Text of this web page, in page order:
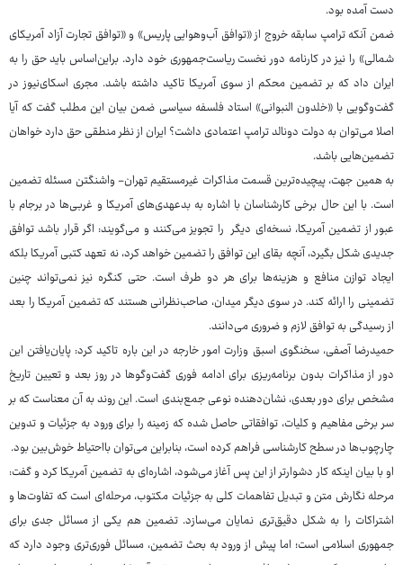
دست آمده بود.
ضمن آنکه ترامپ سابقه خروج از «توافق آب‌وهوایی پاریس» و «توافق تجارت آزاد آمریکای
شمالی» را نیز در کارنامه دور نخست ریاست‌جمهوری خود دارد. براین‌اساس باید حق را به
ایران داد که بر تضمین محکم از سوی آمریکا تاکید داشته باشد. مجری اسکای‌نیوز در
گفت‌وگویی با «خلدون النبوانی» استاد فلسفه سیاسی ضمن بیان این مطلب گفت که آیا
اصلا می‌توان به دولت دونالد ترامپ اعتمادی داشت؟ ایران از نظر منطقی حق دارد خواهان
تضمین‌هایی باشد.
به همین جهت، پیچیده‌ترین قسمت مذاکرات غیرمستقیم تهران- واشنگتن مسئله تضمین
است. با این حال برخی کارشناسان با اشاره به بدعهدی‌های آمریکا و غربی‌ها در برجام با
عبور از تضمین آمریکا، نسخه‌ای دیگر را تجویز می‌کنند و می‌گویند: اگر قرار باشد توافق
جدیدی شکل بگیرد، آنچه بقای این توافق را تضمین خواهد کرد، نه تعهد کتبی آمریکا بلکه
ایجاد توازن منافع و هزینه‌ها برای هر دو طرف است. حتی کنگره نیز نمی‌تواند چنین
تضمینی را ارائه کند. در سوی دیگر میدان، صاحب‌نظرانی هستند که تضمین آمریکا را بعد
از رسیدگی به توافق لازم و ضروری می‌دانند.
حمیدرضا آصفی، سخنگوی اسبق وزارت امور خارجه در این باره تاکید کرد: پایان‌یافتن این
دور از مذاکرات بدون برنامه‌ریزی برای ادامه فوری گفت‌وگوها در روز بعد و تعیین تاریخ
مشخص برای دور بعدی، نشان‌دهنده نوعی جمع‌بندی است. این روند به آن معناست که بر
سر برخی مفاهیم و کلیات، توافقاتی حاصل شده که زمینه را برای ورود به جزئیات و تدوین
چارچوب‌ها در سطح کارشناسی فراهم کرده است، بنابراین می‌توان بااحتیاط خوش‌بین بود.
او با بیان اینکه کار دشوارتر از این پس آغاز می‌شود، اشاره‌ای به تضمین آمریکا کرد و گفت:
مرحله نگارش متن و تبدیل تفاهمات کلی به جزئیات مکتوب، مرحله‌ای است که تفاوت‌ها و
اشتراکات را به شکل دقیق‌تری نمایان می‌سازد. تضمین هم یکی از مسائل جدی برای
جمهوری اسلامی است؛ اما پیش از ورود به بحث تضمین، مسائل فوری‌تری وجود دارد که